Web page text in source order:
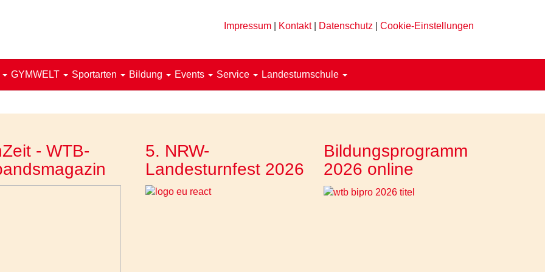
Impressum Kontakt| Datenschutz Cookie-Einstellungen
GYMWELT Sportarten Bildung Events Service Landesturnschule
- WTB-
5. NRW-
Landesturnfest 2026
Bildungsprogramm
2026 online